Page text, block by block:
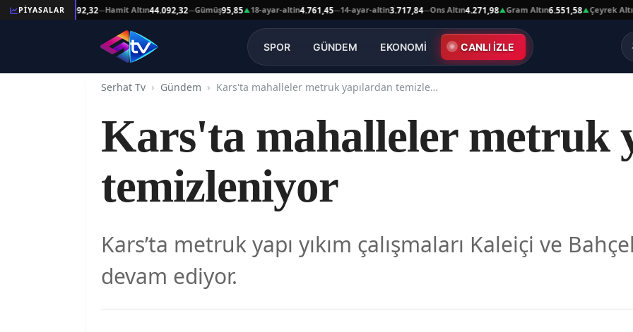
PİYASALAR
Altın44.092,32—Hamit Altın44.092,32—Gümüş95,85▲18-ayar-altin4.761,45—14-ayar-altin3.717,84—Ons Altın4.271,98▲Gram Altın 6.551,58▲Çeyrek Altın
SPOR GÜNDEM EKONOMİ CANLI İZLE
Serhat Tv Gündem Kars'ta mahalleler metruk yapılardan temizleniyor
Kars'ta mahalleler metruk
temizleniyor
Kars’ta metruk yapı yıkım çalışmaları Kaleiçi ve
devam ediyor.